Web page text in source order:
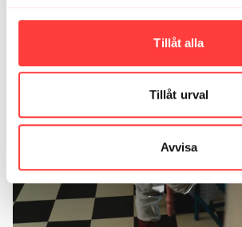
Tillåt alla
Tillåt urval
Avvisa
STEG 4 DISTANS. 28 minuters jogg eller löpning